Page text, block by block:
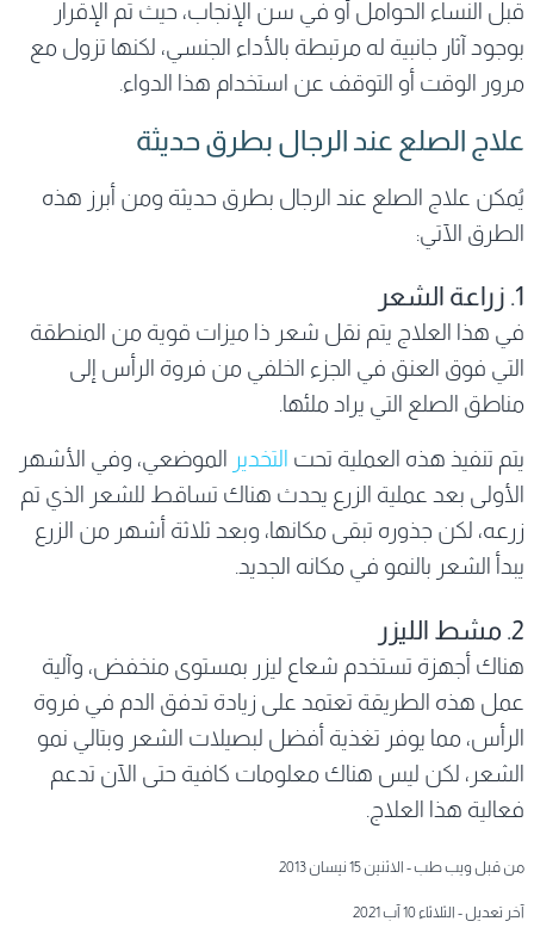
قبل النساء الحوامل أو في سن الإنجاب، حيث تم الإقرار
بوجود آثار جانبية له مرتبطة بالأداء الجنسي، لكنها تزول مع
مرور الوقت أو التوقف عن استخدام هذا الدواء.
علاج الصلع عند الرجال بطرق حديثة
يُمكن علاج الصلع عند الرجال بطرق حديثة ومن أبرز هذه
الطرق الآتي:
1. زراعة الشعر
في هذا العلاج يتم نقل شعر ذا ميزات قوية من المنطقة
التي فوق العنق في الجزء الخلفي من فروة الرأس إلى
مناطق الصلع التي يراد ملئها.
يتم تنفيذ هذه العملية تحت التخدير
الموضعي، وفي الأشهر
الأولى بعد عملية الزرع يحدث هناك تساقط للشعر الذي تم
زرعه، لكن جذوره تبقى مكانها، وبعد ثلاثة أشهر من الزرع
يبدأ الشعر بالنمو في مكانه الجديد.
2. مشط الليزر
هناك أجهزة تستخدم شعاع ليزر بمستوى منخفض، وآلية
عمل هذه الطريقة تعتمد على زيادة تدفق الدم في فروة
الرأس، مما يوفر تغذية أفضل لبصيلات الشعر وبتالي نمو
الشعر، لكن ليس هناك معلومات كافية حتى الآن تدعم
فعالية هذا العلاج.
من قبل ويب طب - الاثنين 15 نيسان 2013
آخر تعديل - الثلاثاء 10 آب 2021